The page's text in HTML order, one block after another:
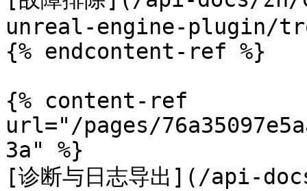
unreal-engine-plugin/
{% endcontent-ref %}
{% content-ref
url="/pages/
3a" %}
[诊断与日志导出](/api-